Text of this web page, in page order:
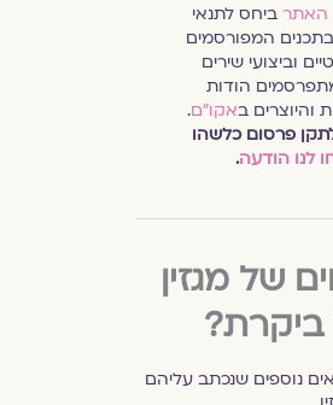
האתר ביחס לתנאי
המפורסמים
וביצועי שירים
מתפרסמים הודות
והיוצרים באקו״ם.
פרסום כלשהו
לנו הודעה.
של מגזין
ביקרת?
נוספים שנכתב עליהם